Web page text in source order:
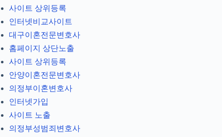
사이트 상위등록
인터넷비교사이트
대구이혼전문변호사
홈페이지 상단노출
사이트 상위등록
안양이혼전문변호사
의정부이혼변호사
인터넷가입
사이트 노출
의정부성범죄변호사